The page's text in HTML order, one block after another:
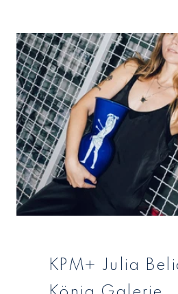
KPM+ Julia